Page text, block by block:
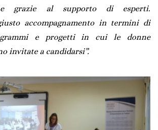
e grazie al supporto di esperti.
accompagnamento in termini di
e progetti in cui le donne
invitate a candidarsi”.